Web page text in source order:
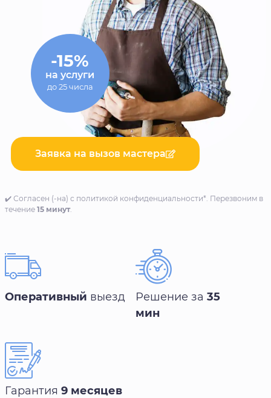
Заявка на вызов мастера
✔️ Согласен (-на) с политикой конфиденциальности*. Перезвоним в
течение 15 минут.
-15%
на услуги
до 25 числа
Оперативный выезд Решение за 35
мин
Гарантия 9 месяцев